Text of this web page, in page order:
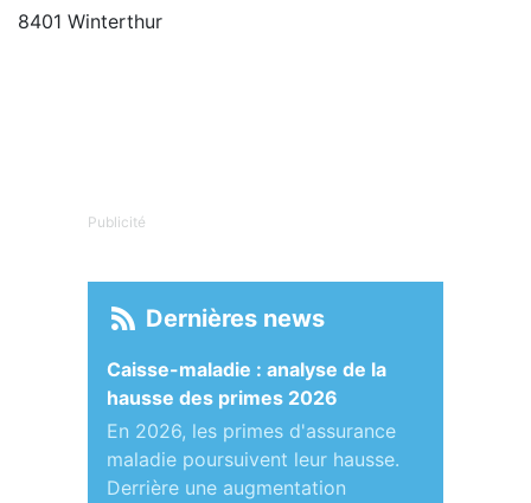
8401 Winterthur
Publicité
Dernières news
Caisse-maladie : analyse de la
hausse des primes 2026
En 2026, les primes d'assurance
maladie poursuivent leur hausse.
Derrière une augmentation